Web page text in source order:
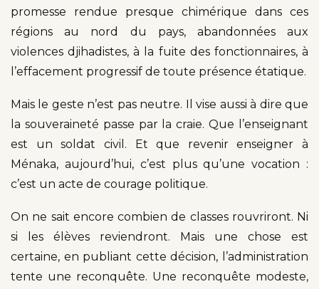
promesse rendue presque chimérique dans ces
régions au nord du pays, abandonnées aux
violences djihadistes, à la fuite des fonctionnaires, à
l’effacement progressif de toute présence étatique.
Mais le geste n’est pas neutre. Il vise aussi à dire que
la souveraineté passe par la craie. Que l’enseignant
est un soldat civil. Et que revenir enseigner à
Ménaka, aujourd’hui, c’est plus qu’une vocation :
c’est un acte de courage politique.
On ne sait encore combien de classes rouvriront. Ni
si les élèves reviendront. Mais une chose est
certaine, en publiant cette décision, l’administration
tente une reconquête. Une reconquête modeste,